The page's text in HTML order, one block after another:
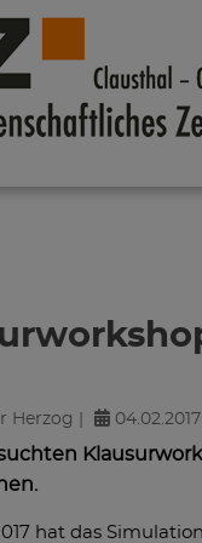
Herzog | 04.02.2017
hat das